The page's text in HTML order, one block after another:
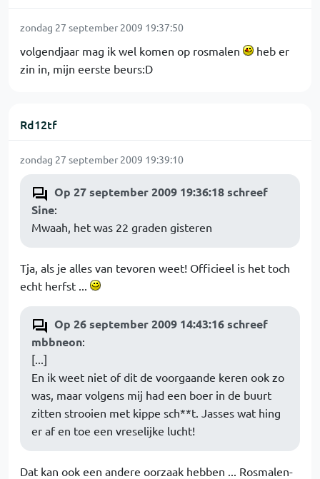
zondag 27 september 2009 19:37:50
volgendjaar mag ik wel komen op rosmalen
heb er
zin in, mijn eerste beurs:D
Rd12tf
zondag 27 september 2009 19:39:10
Op 27 september 2009 19:36:18 schreef
Sine:
Mwaah, het was 22 graden gisteren
Tja, als je alles van tevoren weet! Officieel is het toch
echt herfst ...
Op 26 september 2009 14:43:16 schreef
mbbneon:
[...]
En ik weet niet of dit de voorgaande keren ook zo
was, maar volgens mij had een boer in de buurt
zitten strooien met kippe sch**t. Jasses wat hing
er af en toe een vreselijke lucht!
Dat kan ook een andere oorzaak hebben ... Rosmalen-